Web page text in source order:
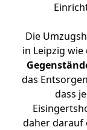
Die
in Leipzig wie
das
dass
daher darauf